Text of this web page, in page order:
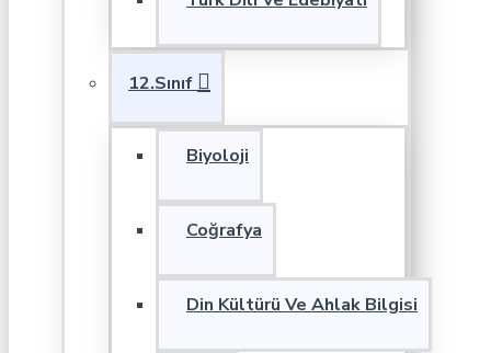
12.Sınıf
Biyoloji
Coğrafya
Din Kültürü Ve Ahlak Bilgisi